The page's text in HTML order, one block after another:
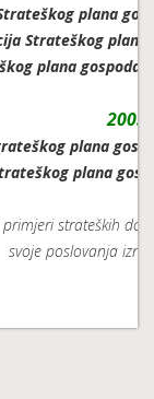
plana
Strateškog plana
plana
plana
plana
strateških
svoje poslovanja